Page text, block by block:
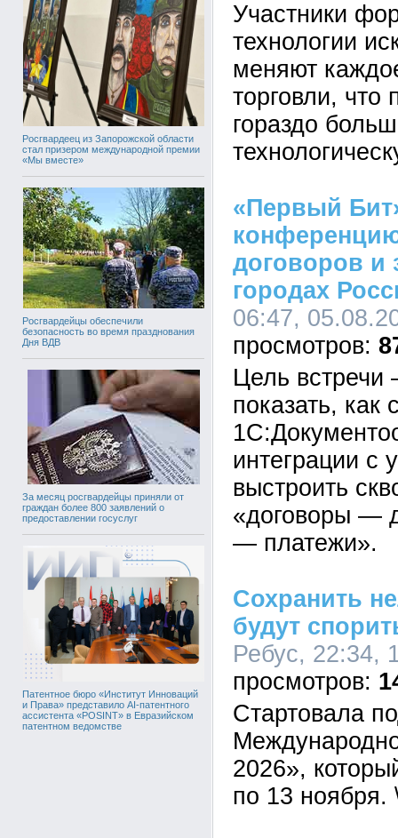
Росгвардеец из Запорожской области
стал призером международной премии
«Мы вместе»
Росгвардейцы обеспечили
безопасность во время празднования
Дня ВДВ
За месяц росгвардейцы приняли от
граждан более 800 заявлений о
предоставлении госуслуг
Патентное бюро «Институт Инноваций
и Права» представило AI-патентного
ассистента «POSINT» в Евразийском
патентном ведомстве
Участники
технологии
меняют
торговли, что
гораздо
«Первый
договоров и
городах
06:47,
Цель встречи
показать,
интеграции с
выстроить
«договоры —
— платежи».
Сохранить
будут
Ребус, 22:34,
Стартовала
2026»,
по 13 ноября.